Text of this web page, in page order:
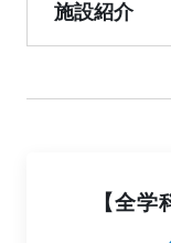
施設紹介
【全